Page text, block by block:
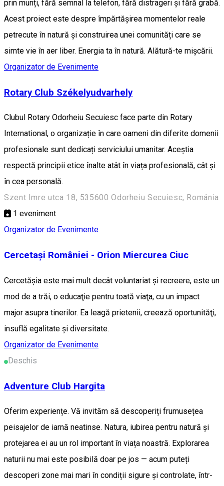
prin munți, fără semnal la telefon, fără distrageri și fără grabă.
Acest proiect este despre împărtășirea momentelor reale
petrecute în natură și construirea unei comunități care se
simte vie în aer liber. Energia ta în natură. Alătură-te mișcării.
Organizator de Evenimente
Rotary Club Székelyudvarhely
Clubul Rotary Odorheiu Secuiesc face parte din Rotary
International, o organizație în care oameni din diferite domenii
profesionale sunt dedicați serviciului umanitar. Aceștia
respectă principii etice înalte atât în viața profesională, cât și
în cea personală.
Szent Imre utca 18, 535600 Odorheiu Secuiesc, Románia
1 eveniment
Organizator de Evenimente
Cercetași României - Orion Miercurea Ciuc
Cercetăşia este mai mult decât voluntariat şi recreere, este un
mod de a trăi, o educaţie pentru toată viaţa, cu un impact
major asupra tinerilor. Ea leagă prietenii, creează oportunităţi,
insuflă egalitate şi diversitate.
Organizator de Evenimente
Deschis
Adventure Club Hargita
Oferim experiențe. Vă invităm să descoperiți frumusețea
peisajelor de iarnă neatinse. Natura, iubirea pentru natură și
protejarea ei au un rol important în viața noastră. Explorarea
naturii nu mai este posibilă doar pe jos — acum puteți
descoperi zone mai mari în condiții sigure și controlate, într-